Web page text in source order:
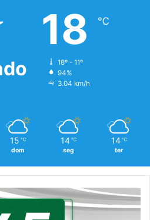
18 ℃
18º - 11º
94%
3.04 km/h
15 ℃
dom
14 ℃
seg
14 ℃
ter